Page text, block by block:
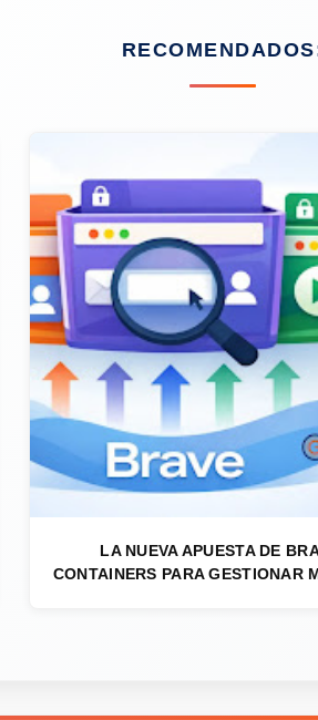
LA NUEVA APUESTA DE
CONTAINERS PARA GESTIONAR